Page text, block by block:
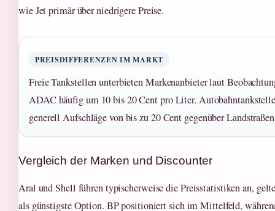
wie Jet primär über niedrigere Preise.
PREISDIFFERENZEN IM MARKT
Freie Tankstellen unterbieten Markenanbieter laut
ADAC häufig um 10 bis 20 Cent pro Liter.
generell Aufschläge von bis zu 20 Cent gegenüber
Vergleich der Marken und Discounter
Aral und Shell führen typischerweise die Preisstatistiken an,
als günstigste Option. BP positioniert sich im Mittelfeld,